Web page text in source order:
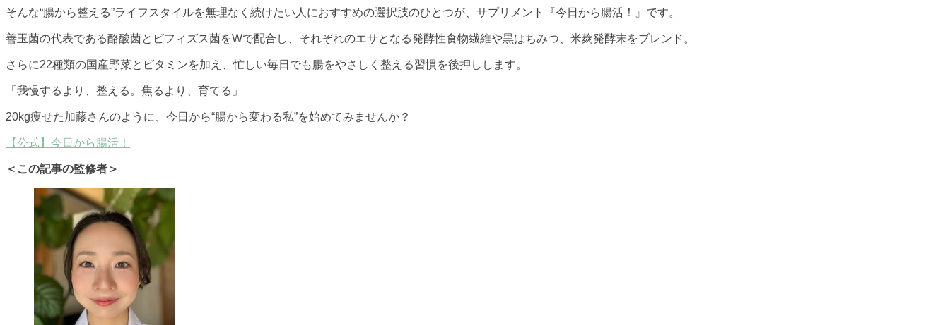
そんな“腸から整える”ライフスタイルを無理なく続けたい人におすすめの選択肢のひとつが、サプリメント『今日から腸活！』です。
善玉菌の代表である酪酸菌とビフィズス菌をWで配合し、それぞれのエサとなる発酵性食物繊維や黒はちみつ、米麹発酵末をブレンド。
さらに22種類の国産野菜とビタミンを加え、忙しい毎日でも腸をやさしく整える習慣を後押しします。
「我慢するより、整える。焦るより、育てる」
20kg痩せた加藤さんのように、今日から“腸から変わる私”を始めてみませんか？
【公式】今日から腸活！
＜この記事の監修者＞